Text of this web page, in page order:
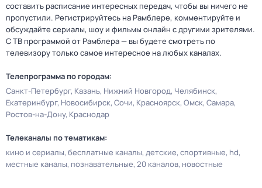
составить расписание интересных передач, чтобы вы ничего не
пропустили. Регистрируйтесь на Рамблере, комментируйте и
обсуждайте сериалы, шоу и фильмы онлайн с другими зрителями.
С ТВ программой от Рамблера — вы будете смотреть по
телевизору только самое интересное на любых каналах.
Телепрограмма по городам:
Санкт-Петербург Казань Нижний Новгород Челябинск
Екатеринбург Новосибирск Сочи Красноярск Омск Самара
Ростов-на-Дону Краснодар
Телеканалы по тематикам:
кино и сериалы бесплатные каналы детские спортивные hd
местные каналы познавательные 20 каналов новостные